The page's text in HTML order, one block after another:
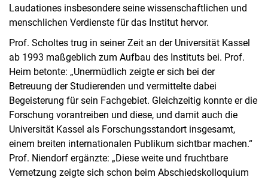
Laudationes insbesondere seine wissenschaftlichen und
menschlichen Verdienste für das Institut hervor.
Prof. Scholtes trug in seiner Zeit an der Universität Kassel
ab 1993 maßgeblich zum Aufbau des Instituts bei. Prof.
Heim betonte: „Unermüdlich zeigte er sich bei der
Betreuung der Studierenden und vermittelte dabei
Begeisterung für sein Fachgebiet. Gleichzeitig konnte er die
Forschung vorantreiben und diese, und damit auch die
Universität Kassel als Forschungsstandort insgesamt,
einem breiten internationalen Publikum sichtbar machen.“
Prof. Niendorf ergänzte: „Diese weite und fruchtbare
Vernetzung zeigte sich schon beim Abschiedskolloquium